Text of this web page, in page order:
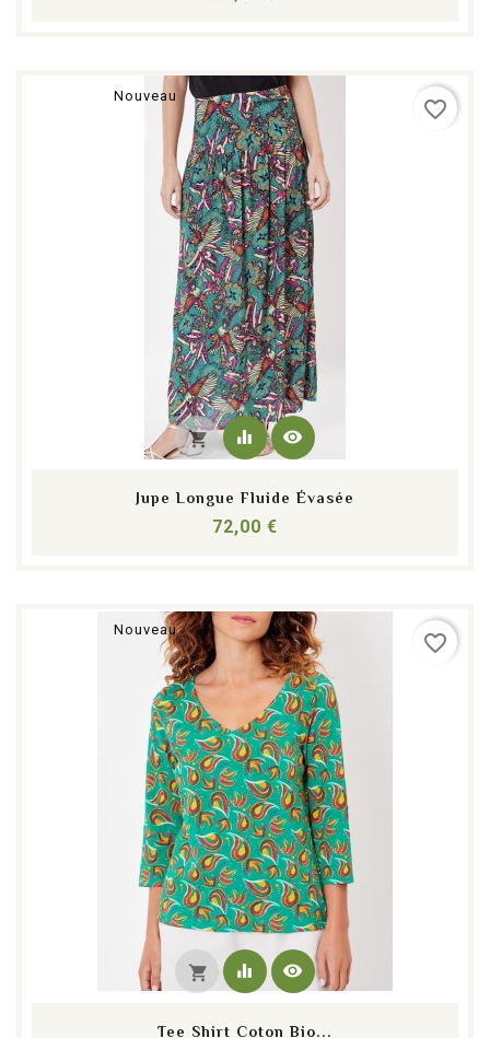
Nouveau
shopping_cart equalizer visibility
Jupe Longue Fluide Évasée
72,00 €
favorite_border
Nouveau
shopping_cart equalizer visibility
Tee Shirt Coton Bio...
favorite_border